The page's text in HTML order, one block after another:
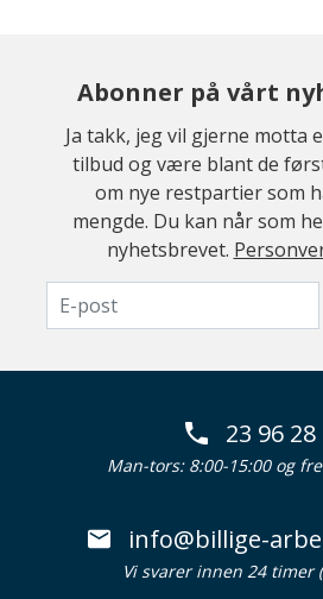
Abonner på vårt
Ja takk, jeg vil gjerne motta
tilbud og være blant de
om nye restpartier som
mengde. Du kan når som
nyhetsbrevet.
23 96 28
Man-tors: 8:00-15:00 og
info@billige-
Vi svarer innen 24 timer